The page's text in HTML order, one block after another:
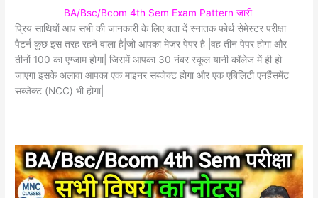
BA/Bsc/Bcom 4th Sem Exam Pattern जारी
प्रिय साथियों आप सभी की जानकारी के लिए बता दें स्नातक फोर्थ सेमेस्टर परीक्षा
पैटर्न कुछ इस तरह रहने वाला है|जो आपका मेजर पेपर है |वह तीन पेपर होगा और
तीनों 100 का एग्जाम होगा| जिसमें आपका 30 नंबर स्कूल यानी कॉलेज में ही हो
जाएगा इसके अलावा आपका एक माइनर सब्जेक्ट होगा और एक एबिलिटी एनहैंसमेंट
सब्जेक्ट (NCC) भी होगा|